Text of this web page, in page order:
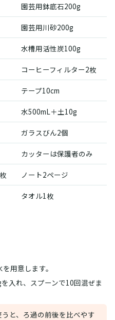
園芸用鉢底石200g
園芸用川砂200g
水槽用活性炭100g
コーヒーフィルター2枚
テープ10cm
水500mL＋土10g
ガラスびん2個
カッターは保護者のみ
ノート2ページ
タオル1枚
用意します。
入れ、スプーンで10回混ぜま
と、ろ過の前後を比べやす